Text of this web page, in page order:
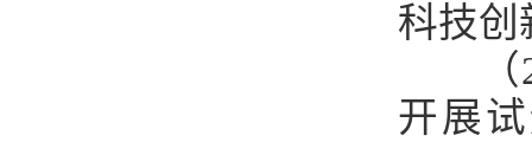
科技创
开展